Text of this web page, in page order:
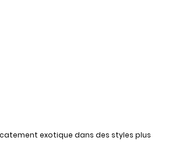
exotique dans des styles plus